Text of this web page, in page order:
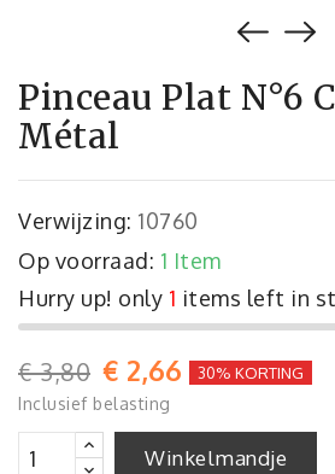
Pinceau Plat N°6
Métal
Verwijzing: 10760
Op voorraad: 1 Item
Hurry up! only 1 items left in
€ 3,80 € 2,66 30% KORTING
Inclusief belasting
Winkelmandje